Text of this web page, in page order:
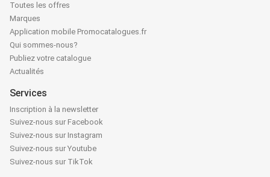
Toutes les offres
Marques
Application mobile Promocatalogues.fr
Qui sommes-nous?
Publiez votre catalogue
Actualités
Services
Inscription à la newsletter
Suivez-nous sur Facebook
Suivez-nous sur Instagram
Suivez-nous sur Youtube
Suivez-nous sur TikTok